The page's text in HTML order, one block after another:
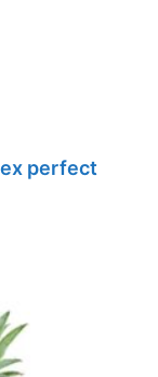
perfect